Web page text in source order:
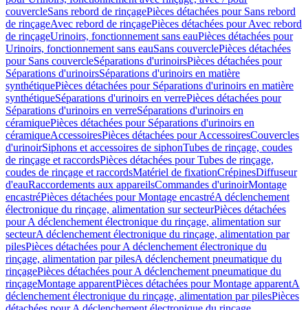
couvercleSans rebord de rinçagePièces détachées pour Sans rebord
de rinçageAvec rebord de rinçagePièces détachées pour Avec rebord
de rinçageUrinoirs, fonctionnement sans eauPièces détachées pour
Urinoirs, fonctionnement sans eauSans couverclePièces détachées
pour Sans couvercleSéparations d'urinoirsPièces détachées pour
Séparations d'urinoirsSéparations d'urinoirs en matière
synthétiquePièces détachées pour Séparations d'urinoirs en matière
synthétiqueSéparations d'urinoirs en verrePièces détachées pour
Séparations d'urinoirs en verreSéparations d'urinoirs en
céramiquePièces détachées pour Séparations d'urinoirs en
céramiqueAccessoiresPièces détachées pour AccessoiresCouvercles
d'urinoirSiphons et accessoires de siphonTubes de rinçage, coudes
de rinçage et raccordsPièces détachées pour Tubes de rinçage,
coudes de rinçage et raccordsMatériel de fixationCrépinesDiffuseur
d'eauRaccordements aux appareilsCommandes d'urinoirMontage
encastréPièces détachées pour Montage encastréA déclenchement
électronique du rinçage, alimentation sur secteurPièces détachées
pour A déclenchement électronique du rinçage, alimentation sur
secteurA déclenchement électronique du rinçage, alimentation par
pilesPièces détachées pour A déclenchement électronique du
rinçage, alimentation par pilesA déclenchement pneumatique du
rinçagePièces détachées pour A déclenchement pneumatique du
rinçageMontage apparentPièces détachées pour Montage apparentA
déclenchement électronique du rinçage, alimentation par pilesPièces